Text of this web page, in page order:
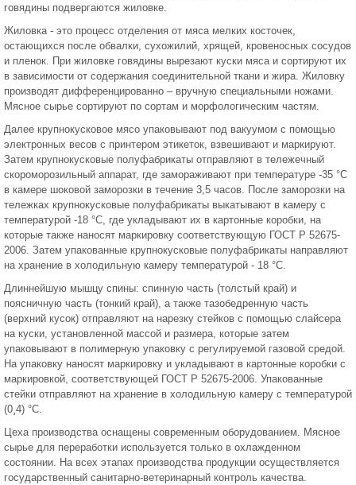
говядины подвергаются жиловке.
Жиловка - это процесс отделения от мяса мелких косточек,
остающихся после обвалки, сухожилий, хрящей, кровеносных сосудов
и пленок. При жиловке говядины вырезают куски мяса и сортируют их
в зависимости от содержания соединительной ткани и жира. Жиловку
производят дифференцированно – вручную специальными ножами.
Мясное сырье сортируют по сортам и морфологическим частям.
Далее крупнокусковое мясо упаковывают под вакуумом с помощью
электронных весов с принтером этикеток, взвешивают и маркируют.
Затем крупнокусковые полуфабрикаты отправляют в тележечный
скороморозильный аппарат, где замораживают при температуре -35 °С
в камере шоковой заморозки в течение 3,5 часов. После заморозки на
тележках крупнокусковые полуфабрикаты выкатывают в камеру с
температурой -18 °С, где укладывают их в картонные коробки, на
которые также наносят маркировку соответствующую ГОСТ Р 52675-
2006. Затем упакованные крупнокусковые полуфабрикаты направляют
на хранение в холодильную камеру температурой - 18 °С.
Длиннейшую мышцу спины: спинную часть (толстый край) и
поясничную часть (тонкий край), а также тазобедренную часть
(верхний кусок) отправляют на нарезку стейков с помощью слайсера
на куски, установленной массой и размера, которые затем
упаковывают в полимерную упаковку с регулируемой газовой средой.
На упаковку наносят маркировку и укладывают в картонные коробки с
маркировкой, соответствующей ГОСТ Р 52675-2006. Упакованные
стейки отправляют на хранение в холодильную камеру с температурой
(0¸4) °С.
Цеха производства оснащены современным оборудованием. Мясное
сырье для переработки используется только в охлажденном
состоянии. На всех этапах производства продукции осуществляется
государственный санитарно-ветеринарный контроль качества.